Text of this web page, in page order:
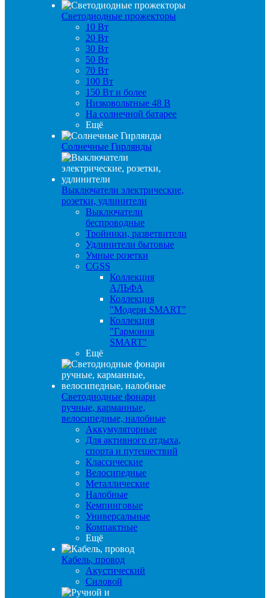
Светодиодные прожекторы
10 Вт
20 Вт
30 Вт
50 Вт
70 Вт
100 Вт
150 Вт и более
Низковольтные 48 В
На солнечной батарее
Ещё
Солнечные Гирлянды
Выключатели электрические,
розетки, удлинители
Выключатели
беспроводные
Тройники, разветвители
Удлинители бытовые
Умные розетки
CGSS
Коллекция
АЛЬФА
Коллекция
"Модерн SMART"
Коллекция
"Гармония
SMART"
Ещё
Светодиодные фонари
ручные, карманные,
велосипедные, налобные
Аккумуляторные
Для активного отдыха,
спорта и путешествий
Классические
Велосипедные
Металлические
Налобные
Кемпинговые
Универсальные
Компактные
Ещё
Кабель, провод
Акустический
Силовой